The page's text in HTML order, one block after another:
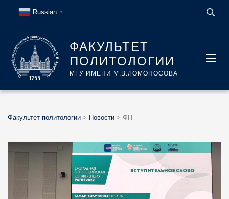
ФАКУЛЬТЕТ
ПОЛИТОЛОГИИ
МГУ ИМЕНИ М.В.ЛОМОНОСОВА
Факультет политологии > Новости > ФП
Russian ▼